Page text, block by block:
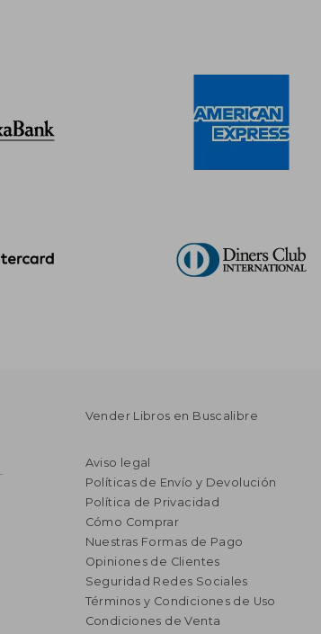
Vender Libros en Buscalibre
Aviso legal
Políticas de Envío y Devolución
Política de Privacidad
Cómo Comprar
Nuestras Formas de Pago
Opiniones de Clientes
Seguridad Redes Sociales
Términos y Condiciones de Uso
Condiciones de Venta